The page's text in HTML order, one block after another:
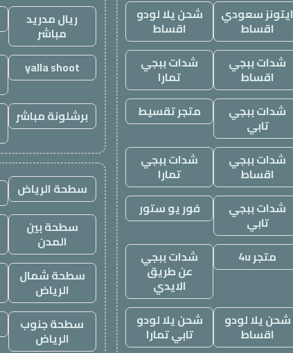
ايتونز سعودي
اقساط
شحن يلا لودو
اقساط
شدات ببجي
اقساط
شدات ببجي
تمارا
شدات ببجي
تابي
متجر تقسيط
شدات ببجي
اقساط
شدات ببجي
تمارا
شدات ببجي
تابي
فور يو ستور
متجر 4u شدات ببجي
عن طريق
الايدي
شحن يلا لودو
اقساط
شحن يلا لودو
تابي تمارا
ريال مدريد
مباشر
yalla shoot
برشلونة مباشر
سطحة الرياض
سطحة بين
المدن
سطحة شمال
الرياض
سطحة جنوب
الرياض